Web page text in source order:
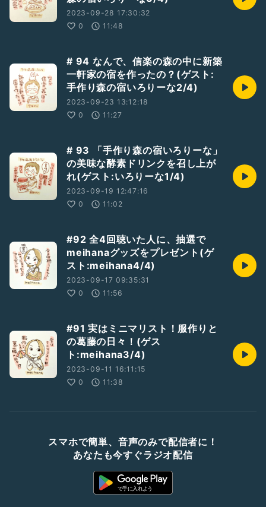
2023-09-28 17:30:32
0
11:48
# 94 なんで、信楽の森の中に新築
一軒家の宿を作ったの？(ゲスト:
手作り森の宿いろりーな2/4)
2023-09-23 13:12:18
0
11:27
# 93 「手作り森の宿いろりーな」
の美味な酵素ドリンクを召し上が
れ(ゲスト:いろりーな1/4)
2023-09-19 12:47:16
0
11:02
#92 全4回聴いた人に、抽選で
meihanaグッズをプレゼント(ゲ
スト:meihana4/4)
2023-09-17 09:35:31
0
11:56
#91 実はミニマリスト！服作りと
の葛藤の日々！(ゲス
ト:meihana3/4)
2023-09-11 16:11:15
0
11:38
スマホで簡単、音声のみで配信者に！
あなたも今すぐラジオ配信